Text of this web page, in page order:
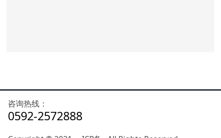
咨询热线：
0592-2572888